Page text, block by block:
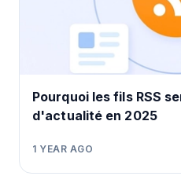
Pourquoi les fils RSS
d'actualité en 2025
1 YEAR AGO